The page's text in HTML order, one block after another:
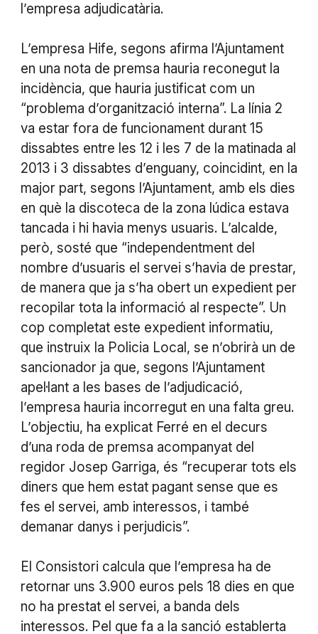
l’empresa adjudicatària.
L’empresa Hife, segons afirma l’Ajuntament
en una nota de premsa hauria reconegut la
incidència, que hauria justificat com un
“problema d’organització interna”. La línia 2
va estar fora de funcionament durant 15
dissabtes entre les 12 i les 7 de la matinada al
2013 i 3 dissabtes d’enguany, coincidint, en la
major part, segons l’Ajuntament, amb els dies
en què la discoteca de la zona lúdica estava
tancada i hi havia menys usuaris. L’alcalde,
però, sosté que “independentment del
nombre d’usuaris el servei s’havia de prestar,
de manera que ja s’ha obert un expedient per
recopilar tota la informació al respecte”. Un
cop completat este expedient informatiu,
que instruix la Policia Local, se n’obrirà un de
sancionador ja que, segons l’Ajuntament
apel·lant a les bases de l’adjudicació,
l’empresa hauria incorregut en una falta greu.
L’objectiu, ha explicat Ferré en el decurs
d’una roda de premsa acompanyat del
regidor Josep Garriga, és “recuperar tots els
diners que hem estat pagant sense que es
fes el servei, amb interessos, i també
demanar danys i perjudicis”.
El Consistori calcula que l’empresa ha de
retornar uns 3.900 euros pels 18 dies en que
no ha prestat el servei, a banda dels
interessos. Pel que fa a la sanció establerta